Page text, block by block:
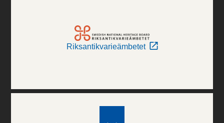
Riksantikvarieämbetet